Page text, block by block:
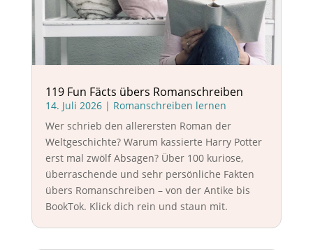
119 Fun Fäcts übers Romanschreiben
14. Juli 2026| Romanschreiben lernen
Wer schrieb den allerersten Roman der
Weltgeschichte? Warum kassierte Harry Potter
erst mal zwölf Absagen? Über 100 kuriose,
überraschende und sehr persönliche Fakten
übers Romanschreiben – von der Antike bis
BookTok. Klick dich rein und staun mit.